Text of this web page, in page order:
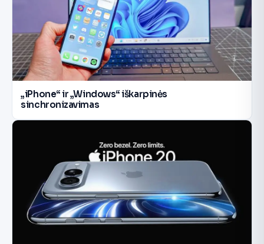
„iPhone“ ir „Windows“ iškarpinės
sinchronizavimas